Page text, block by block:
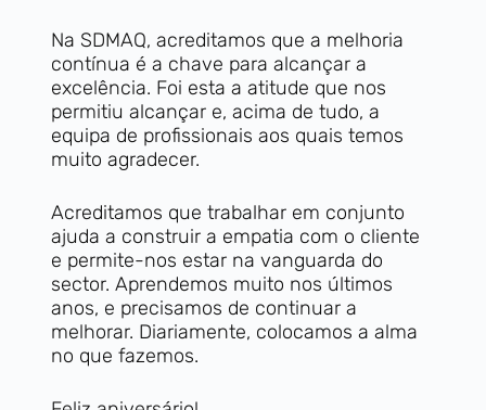
Na SDMAQ, acreditamos que a melhoria
contínua é a chave para alcançar a
excelência. Foi esta a atitude que nos
permitiu alcançar e, acima de tudo, a
equipa de profissionais aos quais temos
muito agradecer.
Acreditamos que trabalhar em conjunto
ajuda a construir a empatia com o cliente
e permite-nos estar na vanguarda do
sector. Aprendemos muito nos últimos
anos, e precisamos de continuar a
melhorar. Diariamente, colocamos a alma
no que fazemos.